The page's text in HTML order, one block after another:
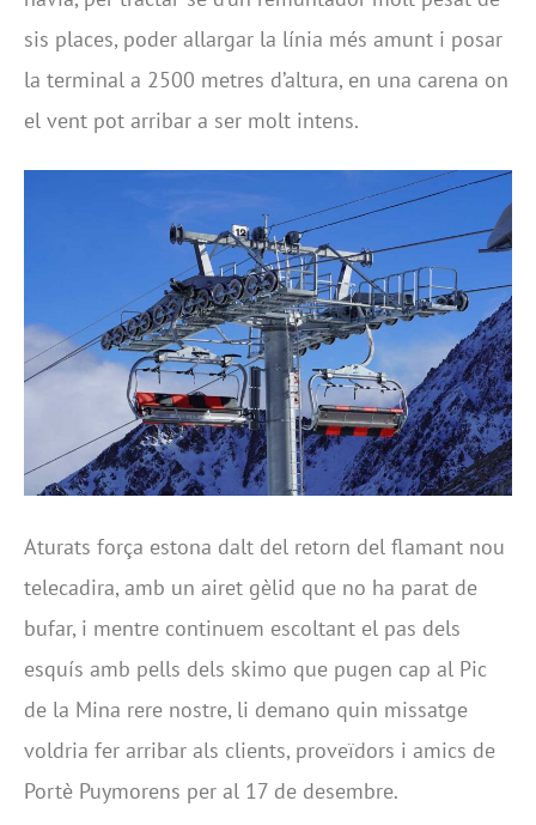
sis places, poder allargar la línia més amunt i posar
la terminal a 2500 metres d’altura, en una carena on
el vent pot arribar a ser molt intens.
Aturats força estona dalt del retorn del flamant nou
telecadira, amb un airet gèlid que no ha parat de
bufar, i mentre continuem escoltant el pas dels
esquís amb pells dels skimo que pugen cap al Pic
de la Mina rere nostre, li demano quin missatge
voldria fer arribar als clients, proveïdors i amics de
Portè Puymorens per al 17 de desembre.